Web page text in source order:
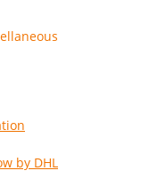
by DHL